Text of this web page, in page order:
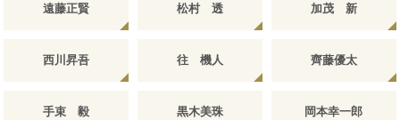
遠藤正賢 松村 透 加茂 新
西川昇吾 往 機人 齊藤優太
手束 毅 黒木美珠 岡本幸一郎